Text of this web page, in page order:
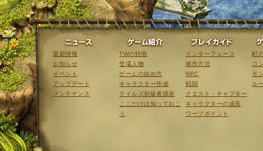
ニュース
最新情報
お知らせ
イベント
アップデート
メンテナンス
ゲーム紹介
TWの特徴
登場人物
ゲームの始め方
キャラクター作成
テイルズ初級者講座
ここだけは知っておこ
う
インターフェース
操作方法
NPC
戦闘
クエスト・チャプター
キャラクターの成長
ワープポイント
町
コ
モ
ル